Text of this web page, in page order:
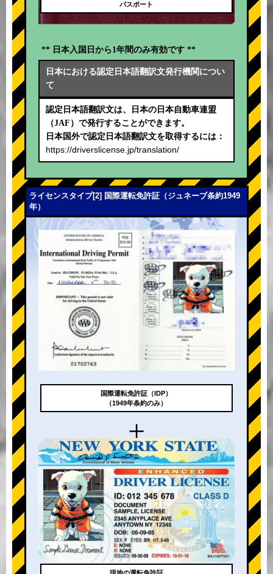
パスポート
** 日本入国日から1年間のみ有効です **
日本における認定日本語翻訳文発行機関につい
て
認定日本語翻訳文は、日本の日本自動車連盟
（JAF）で発行することができます。
日本国外で認定日本語翻訳文を取得するには：
https://driverslicense.jp/translation/
ライセンスタイプ[2] 国際運転免許証（ジュネーブ条約1949
年）
+
国際運転免許証（IDP）
（1949年条約のみ）
現地の運転免許証